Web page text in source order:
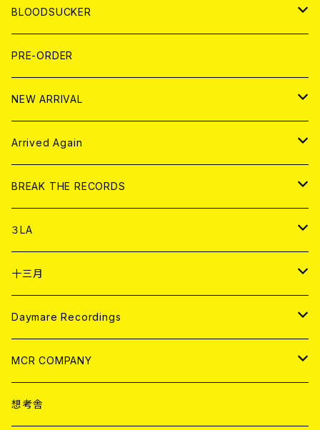
LP
7EP
LP
T-shirt
HOOD
WORLD
T-shirt
HOOD
MAGAZINE
BOLLOCKS
EL ZINE
写真集 (PHOTOBOOK)
BLOODSUCKER
CD
アナログ
アパレル
書籍
DIGITAL CONTENTS
PRE-ORDER
NEW ARRIVAL
CD
アナログ
Arrived Again
CD
アナログ
BREAK THE RECORDS
CD
ANALOG
アパレル
３LA
CD
ANALOG
十三月
CD
ANALOG
Daymare Recordings
CD
ANALOG
MCR COMPANY
CD
想考舎